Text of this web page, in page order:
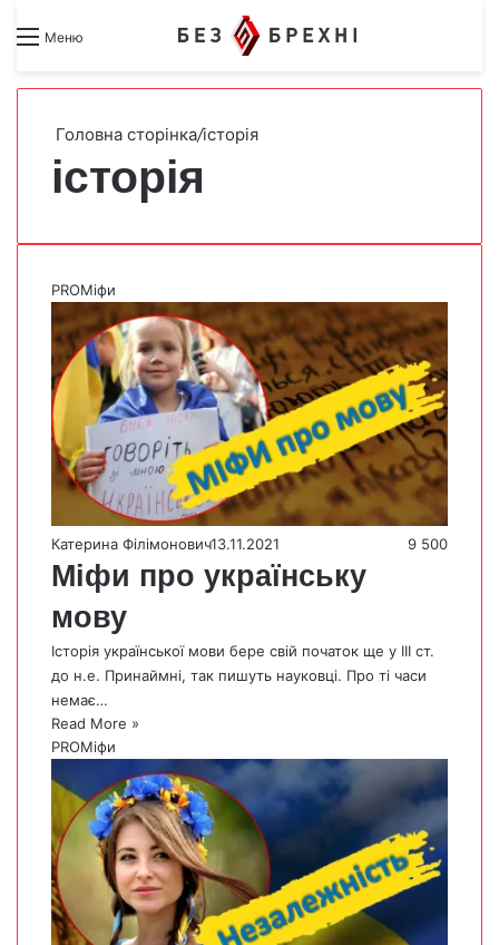
Меню Search forSwitch skin
Головна сторінка/історія
історія
PROМіфи
Катерина Філімонович13.11.2021 9 500
Міфи про українську
мову
Історія української мови бере свій початок ще у III cт.
до н.е. Принаймні, так пишуть науковці. Про ті часи
немає…
Read More »
PROМіфи